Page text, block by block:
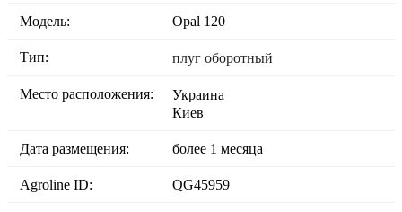
Модель: Opal 120
Тип: плуг оборотный
Место расположения:
Украина
Киев
Дата размещения: более 1 месяца
Agroline ID: QG45959